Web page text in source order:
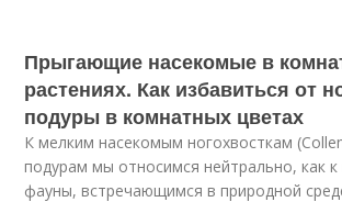
Прыгающие насекомые в
растениях. Как избавиться от
подуры в комнатных цветах
К мелким насекомым ногохвосткам
подурам мы относимся нейтрально, как
фауны, встречающимся в природной